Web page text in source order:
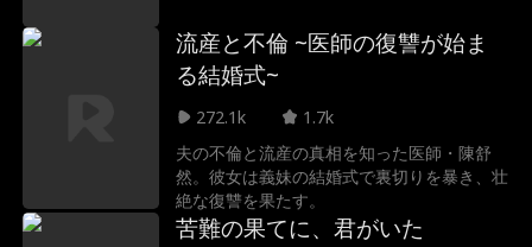
の愛が生み出した復讐劇が今、始まる。
流産と不倫 ~医師の復讐が始ま
る結婚式~
272.1k
1.7k
夫の不倫と流産の真相を知った医師・陳舒
然。彼女は義妹の結婚式で裏切りを暴き、壮
絶な復讐を果たす。
苦難の果てに、君がいた